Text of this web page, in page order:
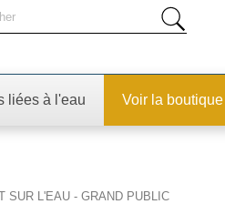
liées à l'eau Voir la boutique
SUR L'EAU - GRAND PUBLIC